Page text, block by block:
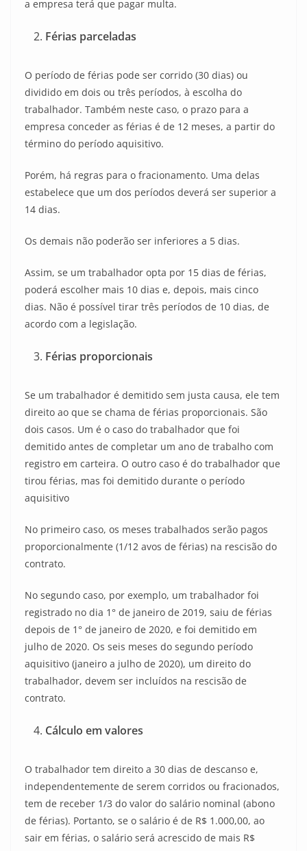
a empresa terá que pagar multa.
Férias parceladas
O período de férias pode ser corrido (30 dias) ou
dividido em dois ou três períodos, à escolha do
trabalhador. Também neste caso, o prazo para a
empresa conceder as férias é de 12 meses, a partir do
término do período aquisitivo.
Porém, há regras para o fracionamento. Uma delas
estabelece que um dos períodos deverá ser superior a
14 dias.
Os demais não poderão ser inferiores a 5 dias.
Assim, se um trabalhador opta por 15 dias de férias,
poderá escolher mais 10 dias e, depois, mais cinco
dias. Não é possível tirar três períodos de 10 dias, de
acordo com a legislação.
Férias proporcionais
Se um trabalhador é demitido sem justa causa, ele tem
direito ao que se chama de férias proporcionais. São
dois casos. Um é o caso do trabalhador que foi
demitido antes de completar um ano de trabalho com
registro em carteira. O outro caso é do trabalhador que
tirou férias, mas foi demitido durante o período
aquisitivo
No primeiro caso, os meses trabalhados serão pagos
proporcionalmente (1/12 avos de férias) na rescisão do
contrato.
No segundo caso, por exemplo, um trabalhador foi
registrado no dia 1° de janeiro de 2019, saiu de férias
depois de 1° de janeiro de 2020, e foi demitido em
julho de 2020. Os seis meses do segundo período
aquisitivo (janeiro a julho de 2020), um direito do
trabalhador, devem ser incluídos na rescisão de
contrato.
Cálculo em valores
O trabalhador tem direito a 30 dias de descanso e,
independentemente de serem corridos ou fracionados,
tem de receber 1/3 do valor do salário nominal (abono
de férias). Portanto, se o salário é de R$ 1.000,00, ao
sair em férias, o salário será acrescido de mais R$